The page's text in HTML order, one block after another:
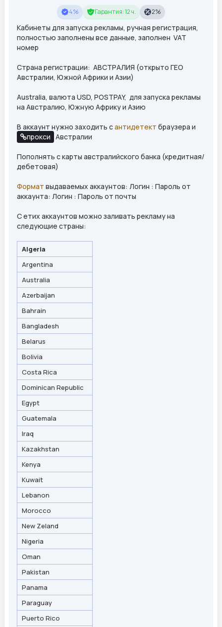
4% Гарантия: 12 ч. 2%
Кабинеты для запуска рекламы, ручная регистрация,
полностью заполнены все данные, заполнен VAT
номер
Страна регистрации: АВСТРАЛИЯ (открыто ГЕО
Австралии, Южной Африки и Азии)
Australia, валюта USD, POSTPAY, для запуска рекламы
на Австралию, Южную Африку и Азию
В аккаунт нужно заходить сантидетект браузера и
прокси Австралии
Пополнять с карты австралийского банка (кредитная/
дебетовая)
Формат выдаваемых аккаунтов: Логин : Пароль от
аккаунта: Логин : Пароль от почты
С етих аккаунтов можно заливать рекламу на
следующие страны:
Algeria
Argentina
Australia
Azerbaijan
Bahrain
Bangladesh
Belarus
Bolivia
Costa Rica
Dominican Republic
Egypt
Guatemala
Iraq
Kazakhstan
Kenya
Kuwait
Lebanon
Morocco
New Zeland
Nigeria
Oman
Pakistan
Panama
Paraguay
Puerto Rico